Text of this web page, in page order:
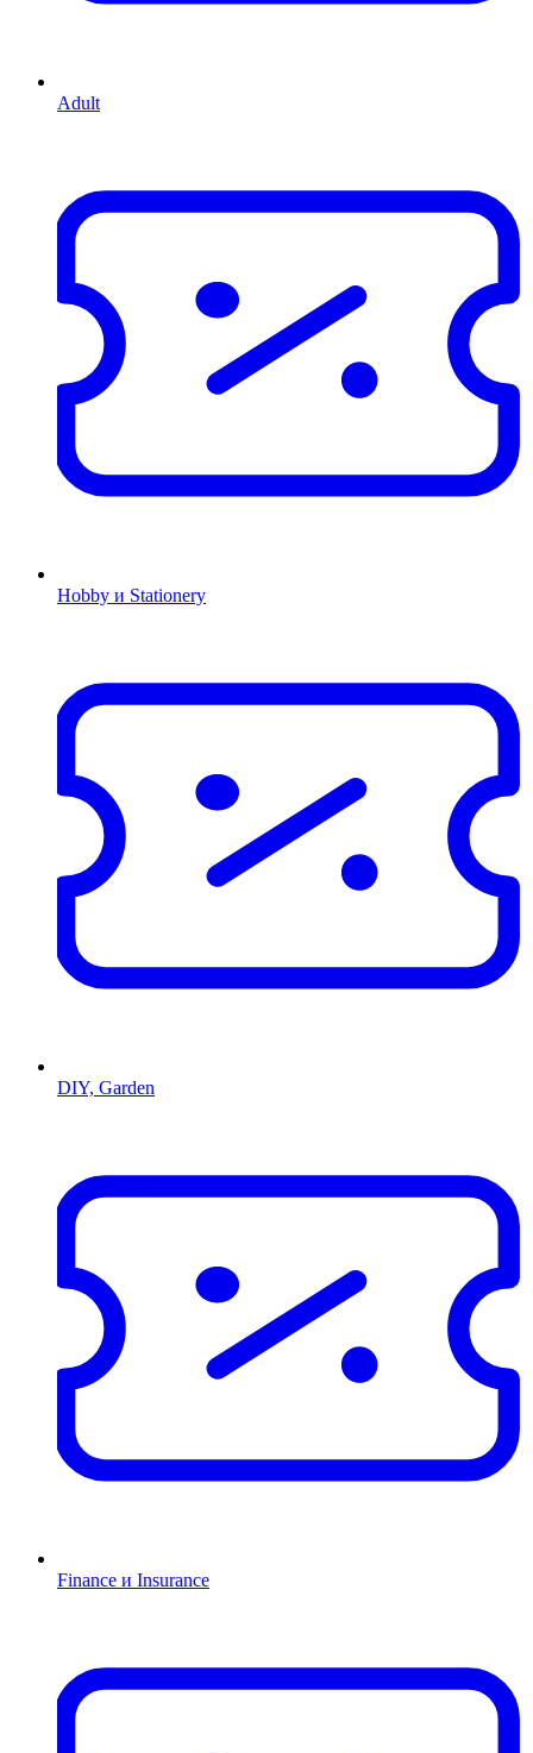
Adult
Hobby и Stationery
DIY, Garden
Finance и Insurance